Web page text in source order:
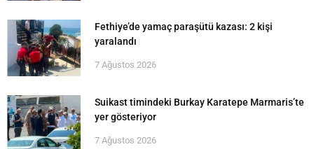
Fethiye’de yamaç paraşütü kazası: 2 kişi
yaralandı
7 Ağustos 2026
Suikast timindeki Burkay Karatepe Marmaris’te
yer gösteriyor
7 Ağustos 2026